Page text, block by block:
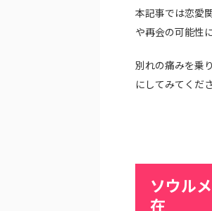
本記事では恋愛
や再会の可能性
別れの痛みを乗
にしてみてくだ
ソウル
在